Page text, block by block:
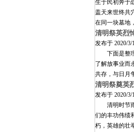
生于民初奔于
盖天来世终共
在同一块墓地
清明祭英烈
发布于 2020/3/
下面是整理
了解放事业
共存，与日
清明祭奠英
发布于 2020/3/
清明时节雨
们的丰功伟绩
朽，英雄的